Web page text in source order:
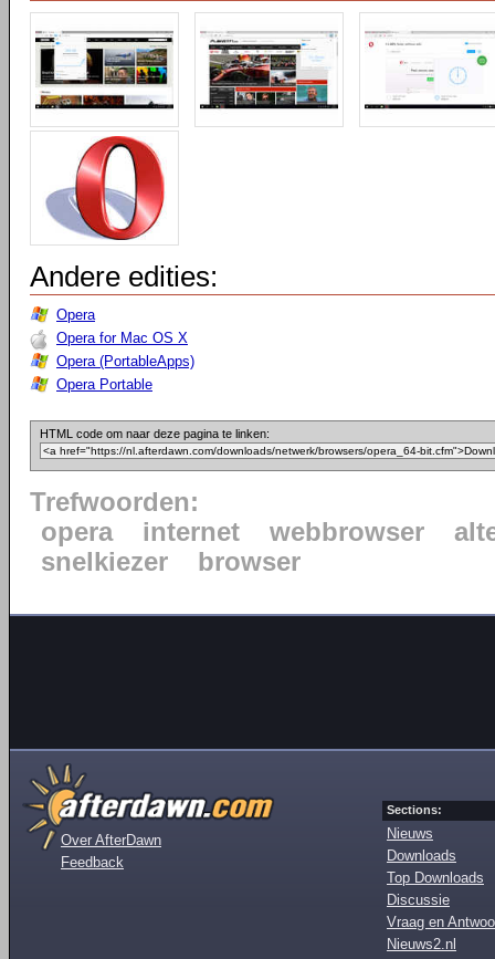
Andere edities:
Opera
Opera for Mac OS X
Opera (PortableApps)
Opera Portable
HTML code om naar deze pagina te linken:
Trefwoorden:
opera
internet webbrowser
snelkiezer
browser
Over AfterDawn
Feedback
Sections:
Nieuws
Downloads
Top Downloads
Discussie
Vraag en
Nieuws2.nl